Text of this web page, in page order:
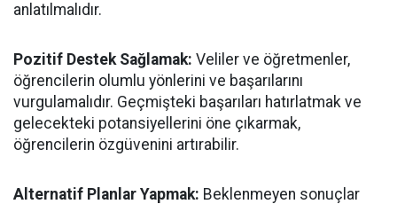
anlatılmalıdır.
Pozitif Destek Sağlamak: Veliler ve öğretmenler,
öğrencilerin olumlu yönlerini ve başarılarını
vurgulamalıdır. Geçmişteki başarıları hatırlatmak ve
gelecekteki potansiyellerini öne çıkarmak,
öğrencilerin özgüvenini artırabilir.
Alternatif Planlar Yapmak: Beklenmeyen sonuçlar